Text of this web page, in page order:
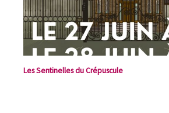
Les Sentinelles du Crépuscule